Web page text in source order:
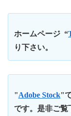
ホームページ “
り下さい。
"Adobe Stock"
です。是非ご覧